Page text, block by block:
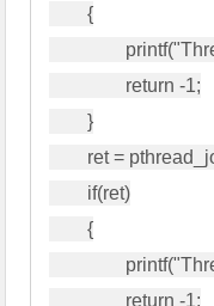
        {
        }
        {